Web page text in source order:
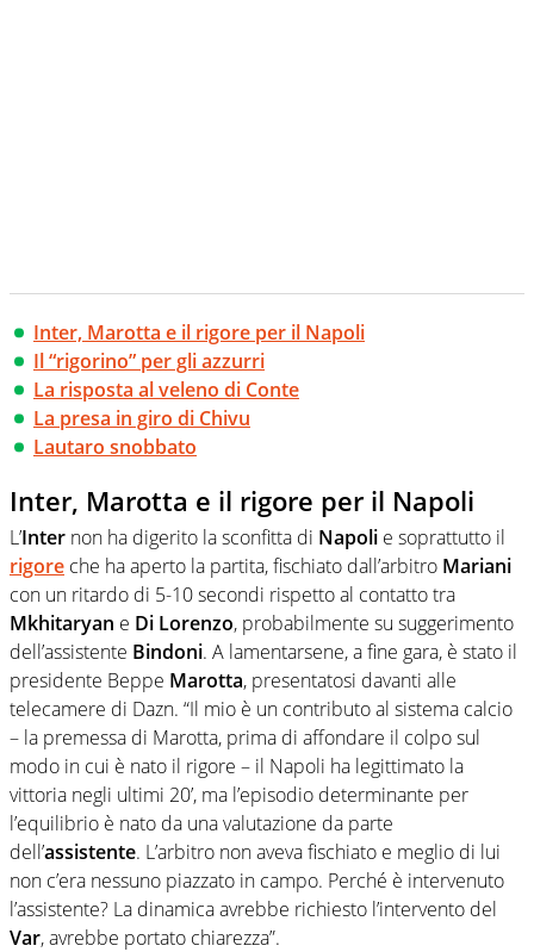
Inter, Marotta e il rigore per il Napoli
Il “rigorino” per gli azzurri
La risposta al veleno di Conte
La presa in giro di Chivu
Lautaro snobbato
Inter, Marotta e il rigore per il Napoli
L’Inter non ha digerito la sconfitta di Napoli e soprattutto il
rigore che ha aperto la partita, fischiato dall’arbitro Mariani
con un ritardo di 5-10 secondi rispetto al contatto tra
Mkhitaryan e Di Lorenzo, probabilmente su suggerimento
dell’assistente Bindoni. A lamentarsene, a fine gara, è stato il
presidente Beppe Marotta, presentatosi davanti alle
telecamere di Dazn. “Il mio è un contributo al sistema calcio
– la premessa di Marotta, prima di affondare il colpo sul
modo in cui è nato il rigore – il Napoli ha legittimato la
vittoria negli ultimi 20’, ma l’episodio determinante per
l’equilibrio è nato da una valutazione da parte
dell’assistente. L’arbitro non aveva fischiato e meglio di lui
non c’era nessuno piazzato in campo. Perché è intervenuto
l’assistente? La dinamica avrebbe richiesto l’intervento del
Var, avrebbe portato chiarezza”.